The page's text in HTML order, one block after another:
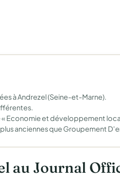
à Andrezel (Seine-et-Marne).
Economie et développement
anciennes que Groupement
au Journal